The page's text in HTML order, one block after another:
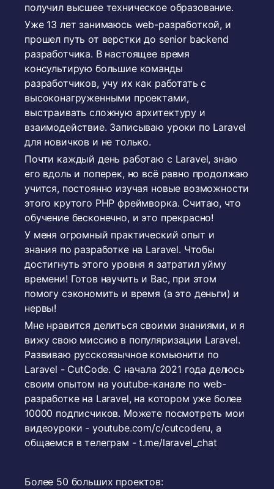
получил высшее техническое образование.
Уже 13 лет занимаюсь web-разработкой, и
прошел путь от верстки до senior backend
разработчика. В настоящее время
консультирую большие команды
разработчиков, учу их как работать с
высоконагруженными проектами,
выстраивать сложную архитектуру и
взаимодействие. Записываю уроки по Laravel
для новичков и не только.
Почти каждый день работаю с Laravel, знаю
его вдоль и поперек, но всё равно продолжаю
учится, постоянно изучая новые возможности
этого крутого PHP фреймворка. Считаю, что
обучение бесконечно, и это прекрасно!
У меня огромный практический опыт и
знания по разработке на Laravel. Чтобы
достигнуть этого уровня я затратил уйму
времени! Готов научить и Вас, при этом
помогу сэкономить и время (а это деньги) и
нервы!
Мне нравится делиться своими знаниями, и я
вижу свою миссию в популяризации Laravel.
Развиваю русскоязычное комьюнити по
Laravel - CutCode. С начала 2021 года делюсь
своим опытом на youtube-канале по web-
разработке на Laravel, на котором уже более
10000 подписчиков. Можете посмотреть мои
видеоуроки - youtube.com/c/cutcoderu, а
общаемся в телеграм -t.me/laravel_chat
Более 50 больших проектов: